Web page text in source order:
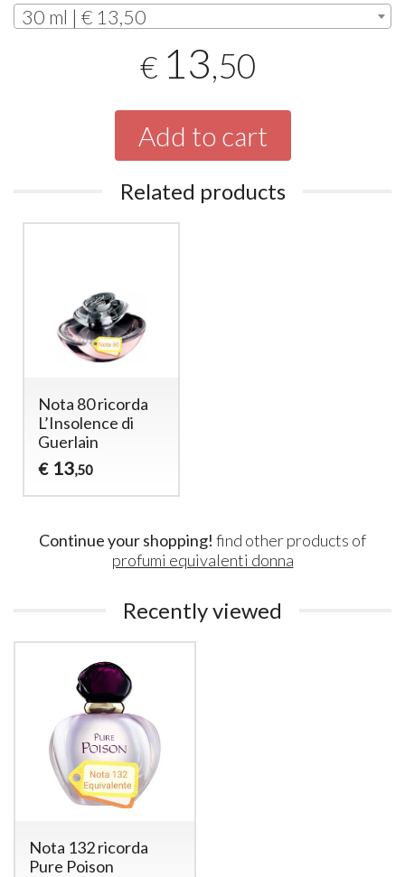
30 ml | € 13,50
€ 13,50
Add to cart
Related products
Nota 80 ricorda
L’Insolence di
Guerlain
€ 13,50
Continue your shopping! find other products of
profumi equivalenti donna
Recently viewed
Nota 132 ricorda
Pure Poison